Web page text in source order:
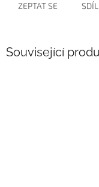
ZEPTAT SE
Související